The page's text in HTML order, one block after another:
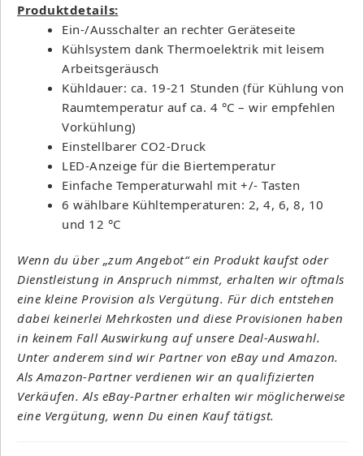
Produktdetails:
Ein-/Ausschalter an rechter Geräteseite
Kühlsystem dank Thermoelektrik mit leisem
Arbeitsgeräusch
Kühldauer: ca. 19-21 Stunden (für Kühlung von
Raumtemperatur auf ca. 4 °C – wir empfehlen
Vorkühlung)
Einstellbarer CO2-Druck
LED-Anzeige für die Biertemperatur
Einfache Temperaturwahl mit +/- Tasten
6 wählbare Kühltemperaturen: 2, 4, 6, 8, 10
und 12 °C
Wenn du über „zum Angebot“ ein Produkt kaufst oder
Dienstleistung in Anspruch nimmst, erhalten wir oftmals
eine kleine Provision als Vergütung. Für dich entstehen
dabei keinerlei Mehrkosten und diese Provisionen haben
in keinem Fall Auswirkung auf unsere Deal-Auswahl.
Unter anderem sind wir Partner von eBay und Amazon.
Als Amazon-Partner verdienen wir an qualifizierten
Verkäufen. Als eBay-Partner erhalten wir möglicherweise
eine Vergütung, wenn Du einen Kauf tätigst.